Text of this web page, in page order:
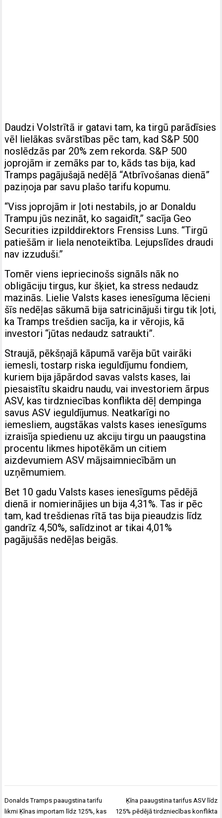
Daudzi Volstrītā ir gatavi tam, ka tirgū parādīsies
vēl lielākas svārstības pēc tam, kad S&P 500
noslēdzās par 20% zem rekorda. S&P 500
joprojām ir zemāks par to, kāds tas bija, kad
Tramps pagājušajā nedēļā “Atbrīvošanas dienā”
paziņoja par savu plašo tarifu kopumu.
“Viss joprojām ir ļoti nestabils, jo ar Donaldu
Trampu jūs nezināt, ko sagaidīt,” sacīja Geo
Securities izpilddirektors Frensiss Luns. “Tirgū
patiešām ir liela nenoteiktība. Lejupslīdes draudi
nav izzuduši.”
Tomēr viens iepriecinošs signāls nāk no
obligāciju tirgus, kur šķiet, ka stress nedaudz
mazinās. Lielie Valsts kases ienesīguma lēcieni
šīs nedēļas sākumā bija satricinājuši tirgu tik ļoti,
ka Tramps trešdien sacīja, ka ir vērojis, kā
investori “jūtas nedaudz satraukti”.
Straujā, pēkšņajā kāpumā varēja būt vairāki
iemesli, tostarp riska ieguldījumu fondiem,
kuriem bija jāpārdod savas valsts kases, lai
piesaistītu skaidru naudu, vai investoriem ārpus
ASV, kas tirdzniecības konflikta dēļ dempinga
savus ASV ieguldījumus. Neatkarīgi no
iemesliem, augstākas valsts kases ienesīgums
izraisīja spiedienu uz akciju tirgu un paaugstina
procentu likmes hipotēkām un citiem
aizdevumiem ASV mājsaimniecībām un
uzņēmumiem.
Bet 10 gadu Valsts kases ienesīgums pēdējā
dienā ir nomierinājies un bija 4,31%. Tas ir pēc
tam, kad trešdienas rītā tas bija pieaudzis līdz
gandrīz 4,50%, salīdzinot ar tikai 4,01%
pagājušās nedēļas beigās.
Post
navigation
Donalds Tramps paaugstina tarifu
likmi Ķīnas importam līdz 125%, kas
Ķīna paaugstina tarifus ASV līdz
125% pēdējā tirdzniecības konflikta